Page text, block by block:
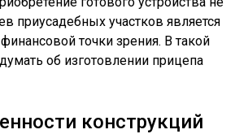
приусадебных участков является
точки зрения. В такой
об изготовлении прицепа
конструкций